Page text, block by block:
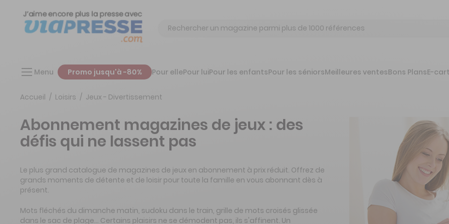
Chercher
Menu Promo jusqu'à -80% Pour ellePour luiPour les enfantsPour les séniorsMeilleures ventesBons PlansE-
Accueil Loisirs Jeux - Divertissement
Abonnement magazines de jeux : des
défis qui ne lassent pas
Le plus grand catalogue de magazines de jeux en abonnement à prix réduit. Offrez de
grands moments de détente et de loisir pour toute la famille en vous abonnant dès à
présent.
Mots fléchés du dimanche matin, sudoku dans le train, grille de mots croisés glissée
dans le sac de plage... Certains plaisirs ne se démodent pas, ils s'affinent. Un